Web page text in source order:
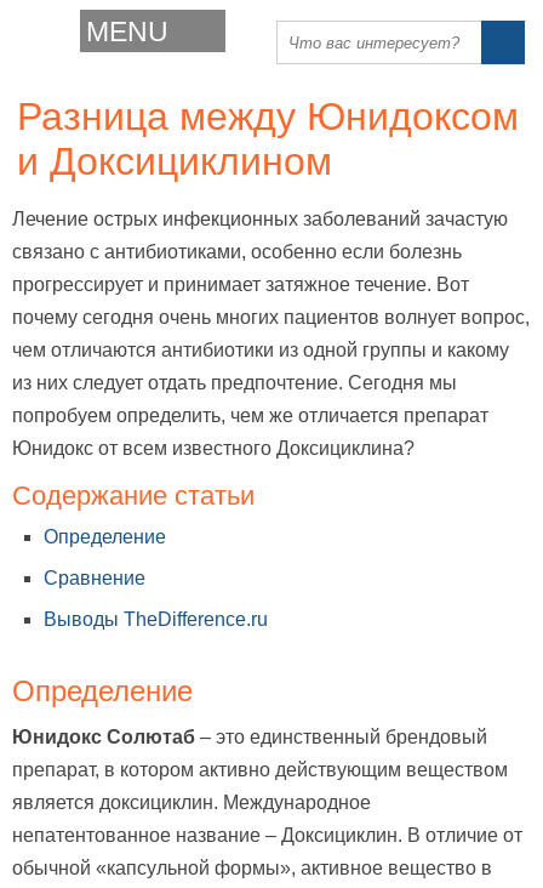
MENU
Разница между Юнидоксом
и Доксициклином
Лечение острых инфекционных заболеваний зачастую
связано с антибиотиками, особенно если болезнь
прогрессирует и принимает затяжное течение. Вот
почему сегодня очень многих пациентов волнует вопрос,
чем отличаются антибиотики из одной группы и какому
из них следует отдать предпочтение. Сегодня мы
попробуем определить, чем же отличается препарат
Юнидокс от всем известного Доксициклина?
Содержание статьи
Определение
Сравнение
Выводы TheDifference.ru
Определение
Юнидокс Солютаб – это единственный брендовый
препарат, в котором активно действующим веществом
является доксициклин. Международное
непатентованное название – Доксициклин. В отличие от
обычной «капсульной формы», активное вещество в